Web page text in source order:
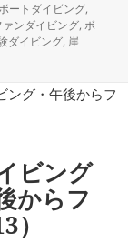
ートダイビング,
ァンダイビング,ボ
ダイビング, 崖
ビング
からフ
）